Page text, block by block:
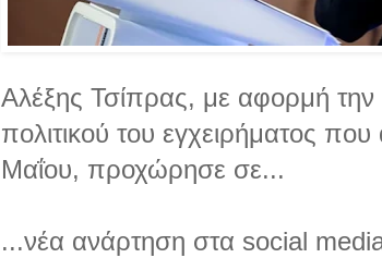
Αλέξης Τσίπρας, με αφορμή την
πολιτικού του εγχειρήματος που
Μαΐου, προχώρησε σε...
...νέα ανάρτηση στα social